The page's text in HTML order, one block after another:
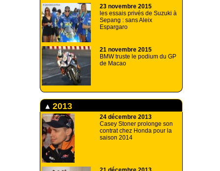
23 novembre 2015
les essais privés de Suzuki à
Sepang : sans Aleix
Espargaro
21 novembre 2015
BMW truste le podium du GP
de Macao
2013
24 décembre 2013
Casey Stoner prolonge son
contrat chez Honda pour la
saison 2014